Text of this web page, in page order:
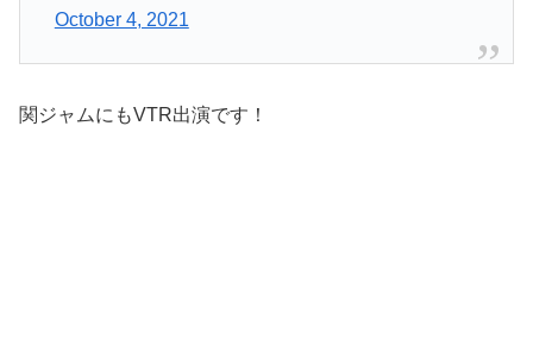
October 4, 2021
関ジャムにもVTR出演です！